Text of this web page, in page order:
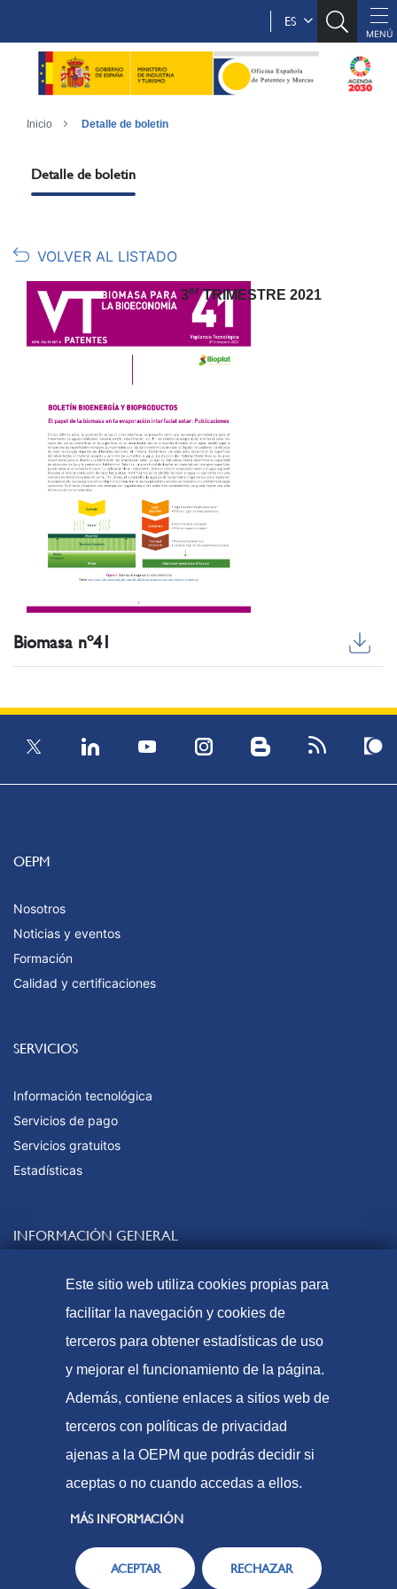
ES
Inicio Detalle de boletin
Detalle de boletin
VOLVER AL LISTADO
3erTRIMESTRE 2021
Biomasa nº41
OEPM
Nosotros
Noticias y eventos
Formación
Calidad y certificaciones
SERVICIOS
Información tecnológica
Servicios de pago
Servicios gratuitos
Estadísticas
INFORMACIÓN GENERAL
Preguntas frecuentes
Tasas y precios públicos
Mapa web
© Oficina Española de Patentes y Marcas, 2023
Accesibilidad
Aviso Legal
Política de Cookies
Protección de datos
Este sitio web utiliza cookies propias para
facilitar la navegación y cookies de
terceros para obtener estadísticas de uso
y mejorar el funcionamiento de la página.
Además, contiene enlaces a sitios web de
terceros con políticas de privacidad
ajenas a la OEPM que podrás decidir si
aceptas o no cuando accedas a ellos.
MÁS INFORMACIÓN
ACEPTAR RECHAZAR